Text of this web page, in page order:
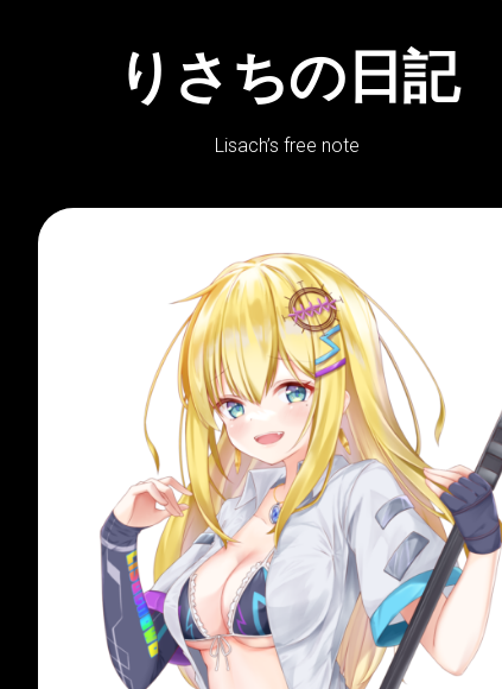
りさちの日記
Lisach’s free note